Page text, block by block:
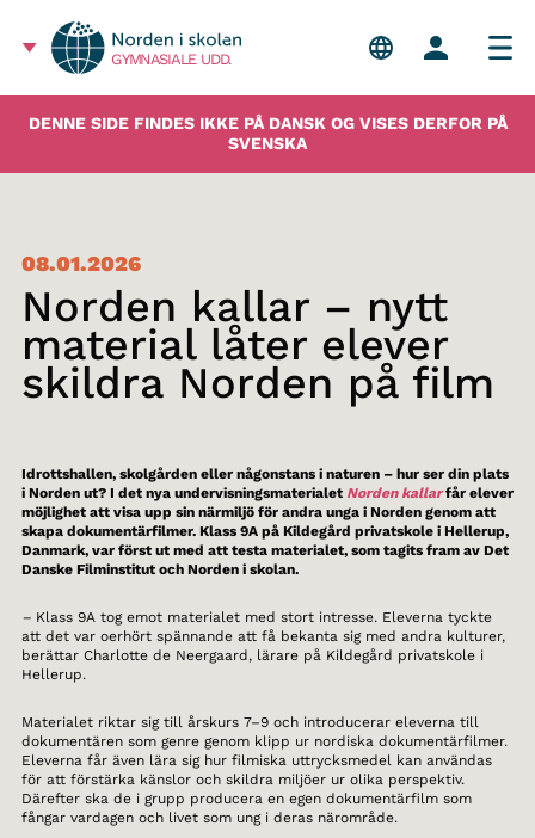
GYMNASIALE UDD.
DENNE SIDE FINDES IKKE PÅ DANSK OG VISES DERFOR PÅ
SVENSKA
08.01.2026
Norden kallar – nytt
material låter elever
skildra Norden på film
Idrottshallen, skolgården eller någonstans i naturen – hur ser din plats
i Norden ut? I det nya undervisningsmaterialet Norden kallarfår elever
möjlighet att visa upp sin närmiljö för andra unga i Norden genom att
skapa dokumentärfilmer. Klass 9A på Kildegård privatskole i Hellerup,
Danmark, var först ut med att testa materialet, som tagits fram av Det
Danske Filminstitut och Norden i skolan.
– Klass 9A tog emot materialet med stort intresse. Eleverna tyckte
att det var oerhört spännande att få bekanta sig med andra kulturer,
berättar Charlotte de Neergaard, lärare på Kildegård privatskole i
Hellerup.
Materialet riktar sig till årskurs 7–9 och introducerar eleverna till
dokumentären som genre genom klipp ur nordiska dokumentärfilmer.
Eleverna får även lära sig hur filmiska uttrycksmedel kan användas
för att förstärka känslor och skildra miljöer ur olika perspektiv.
Därefter ska de i grupp producera en egen dokumentärfilm som
fångar vardagen och livet som ung i deras närområde.